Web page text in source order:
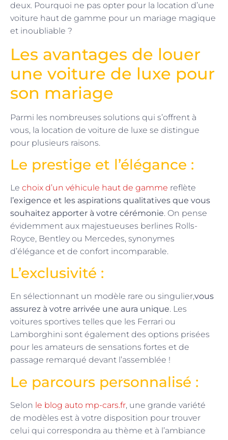
deux. Pourquoi ne pas opter pour la location d’une
voiture haut de gamme pour un mariage magique
et inoubliable ?
Les avantages de louer
une voiture de luxe pour
son mariage
Parmi les nombreuses solutions qui s’offrent à
vous, la location de voiture de luxe se distingue
pour plusieurs raisons.
Le prestige et l’élégance :
Le choix d’un véhicule haut de gamme reflète
l’exigence et les aspirations qualitatives que vous
souhaitez apporter à votre cérémonie. On pense
évidemment aux majestueuses berlines Rolls-
Royce, Bentley ou Mercedes, synonymes
d’élégance et de confort incomparable.
L’exclusivité :
En sélectionnant un modèle rare ou singulier,vous
assurez à votre arrivée une aura unique. Les
voitures sportives telles que les Ferrari ou
Lamborghini sont également des options prisées
pour les amateurs de sensations fortes et de
passage remarqué devant l’assemblée !
Le parcours personnalisé :
Selon le blog auto mp-cars.fr, une grande variété
de modèles est à votre disposition pour trouver
celui qui correspondra au thème et à l’ambiance